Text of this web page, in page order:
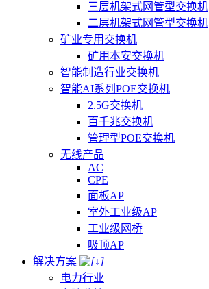
三层机架式网管型交换机
二层机架式网管型交换机
矿业专用交换机
矿用本安交换机
智能制造行业交换机
智能AI系列POE交换机
2.5G交换机
百千兆交换机
管理型POE交换机
无线产品
AC
CPE
面板AP
室外工业级AP
工业级网桥
吸顶AP
解决方案
电力行业